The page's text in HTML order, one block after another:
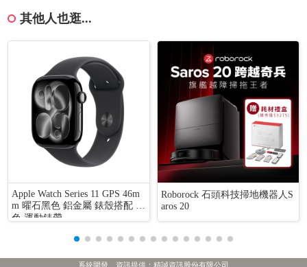
其他人也逛...
Apple Watch Series 11 GPS 46m
m 曜石黑色 鋁金屬 錶殼搭配 黑
色 運動錶帶
Roborock 石頭科技掃地機器人S
aros 20
系統開發、資訊提供：精誠資訊股份有限公司